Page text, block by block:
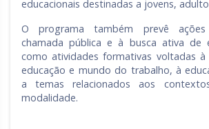
educacionais destinadas a jovens,
O programa também prevê ações
chamada pública e à busca ativa de
como atividades formativas voltadas à
educação e mundo do trabalho, à
a temas relacionados aos
modalidade.